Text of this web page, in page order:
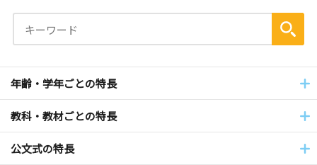
年齢・学年ごとの特長
教科・教材ごとの特長
公文式の特長